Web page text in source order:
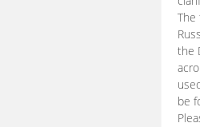
The
the
be